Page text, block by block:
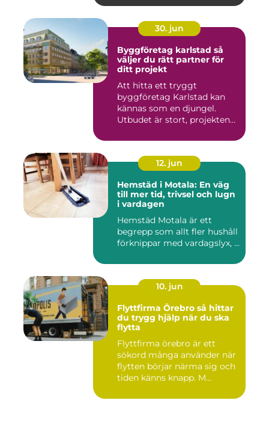
30. jun
Byggföretag karlstad så
väljer du rätt partner för
ditt projekt
Att hitta ett tryggt
byggföretag Karlstad kan
kännas som en djungel.
Utbudet är stort, projekten
12. jun
Hemstäd i Motala: En väg
till mer tid, trivsel och lugn
i vardagen
Hemstäd Motala är ett
begrepp som allt fler hushåll
förknippar med vardagslyx, ...
10. jun
Flyttfirma Örebro så hittar
du trygg hjälp när du ska
flytta
Flyttfirma örebro är ett
sökord många använder när
flytten börjar närma sig och
tiden känns knapp. M...